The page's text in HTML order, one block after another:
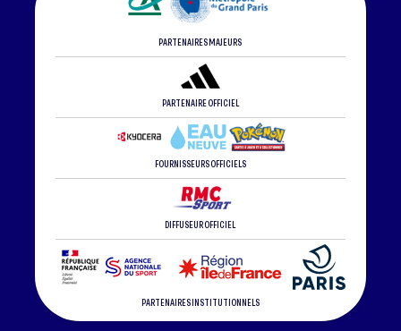
PARTENAIRES MAJEURS
PARTENAIRE OFFICIEL
FOURNISSEURS OFFICIELS
DIFFUSEUR OFFICIEL
PARTENAIRES INSTITUTIONNELS